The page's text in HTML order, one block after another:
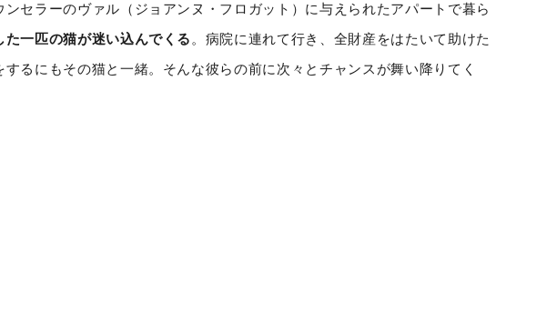
セラーのヴァル（ジョアンヌ・フロガット）に与えられたアパートで暮ら
た一匹の猫が迷い込んでくる 。病院に連れて行き、全財産をはたいて助けた
るにもその猫と一緒。そんな彼らの前に次々とチャンスが舞い降りてく